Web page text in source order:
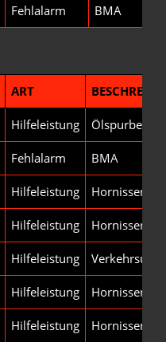
Fehlalarm BMA
ART
Hilfeleistung
Fehlalarm BMA
Hilfeleistung Hornissen-/
Hilfeleistung Hornissen-/
Hilfeleistung
Hilfeleistung Hornissen-/
Hilfeleistung Hornissen-/